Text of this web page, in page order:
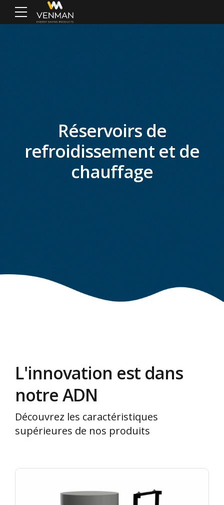
Réservoirs de
refroidissement et de
chauffage
L'innovation est dans
notre ADN
Découvrez les caractéristiques
supérieures de nos produits